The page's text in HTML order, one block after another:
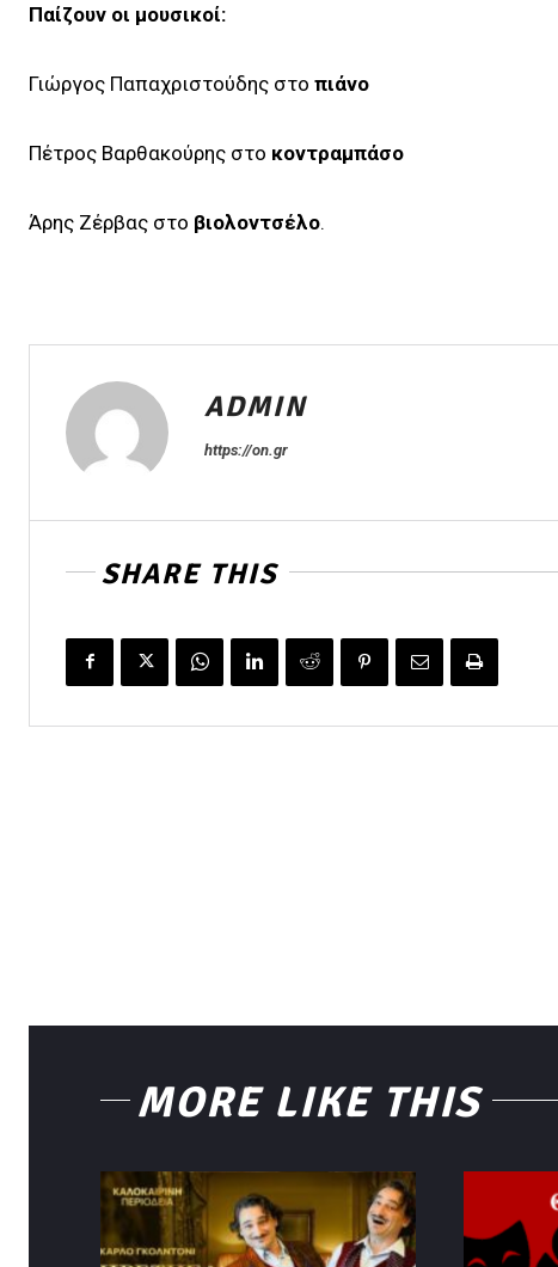
Παίζουν οι μουσικοί:
Γιώργος Παπαχριστούδης στο πιάνο
Πέτρος Βαρθακούρης στο κοντραμπάσο
Άρης Ζέρβας στο βιολοντσέλο.
ADMIN
https://on.gr
SHARE THIS
MORE LIKE THIS